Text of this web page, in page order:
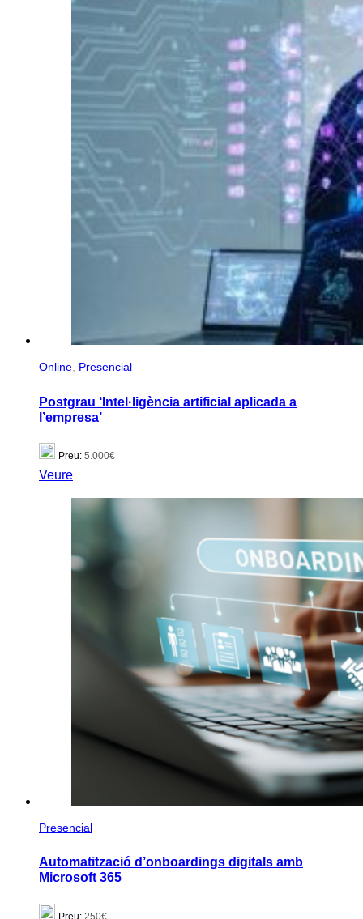
Online Presencial
Postgrau ‘Intel·ligència artificial aplicada a
l’empresa’
Preu: 5.000€
Veure
Presencial
Automatització d’onboardings digitals amb
Microsoft 365
Preu: 250€